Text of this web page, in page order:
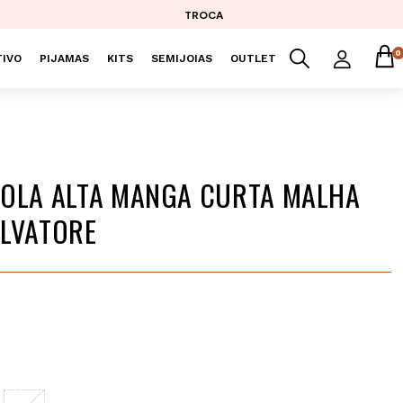
TROCA
PIJAMAS KITS SEMIJOIAS OUTLET 0
ALTA MANGA CURTA MALHA